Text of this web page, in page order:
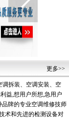
更多>>
拆装、空调安装、空
益,想用户所想,急用户
牌的专业空调维修技师
术和先进的检测设备对